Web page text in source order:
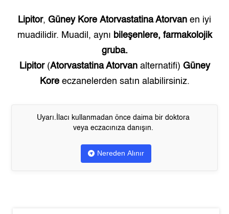
Lipitor, Güney Kore Atorvastatina Atorvan en iyi
muadilidir. Muadil, aynı bileşenlere, farmakolojik
gruba.
Lipitor(Atorvastatina Atorvanalternatifi) Güney
Koreeczanelerden satın alabilirsiniz.
Uyarı.İlacı kullanmadan önce daima bir doktora
veya eczacınıza danışın.
Nereden Alınır